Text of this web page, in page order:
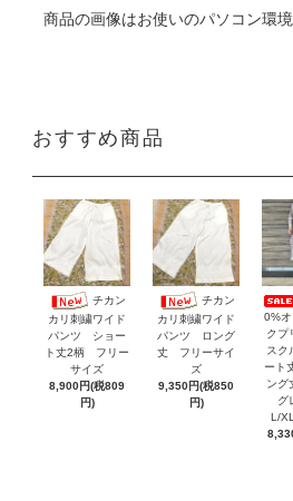
商品の画像はお使いのパソコン環
おすすめ商品
チカン
カリ刺繍ワイド
パンツ ショー
ト丈2柄 フリー
サイズ
8,900円(税809
円)
チカン
カリ刺繍ワイド
パンツ ロング
丈 フリーサイ
ズ
9,350円(税850
円)
0%
クプ
ス
ート
ング
グ
L/